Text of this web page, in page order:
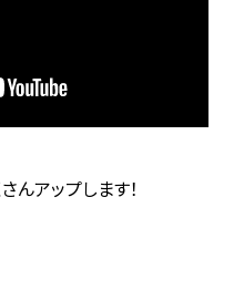
んアップします！